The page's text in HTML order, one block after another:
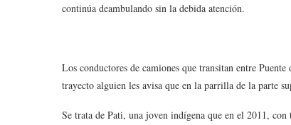
continúa deambulando sin la debida atención.
Los conductores de camiones que transitan entre
trayecto alguien les avisa que en la parrilla de la parte
Se trata de Pati, una joven indígena que en el 2011,